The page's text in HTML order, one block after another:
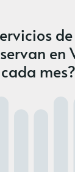
en
mes?